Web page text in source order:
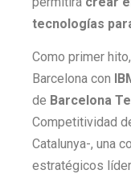
tecnologías
Como primer
Barcelona con
de Barcelona
Competitividad
Catalunya-, una
estratégicos